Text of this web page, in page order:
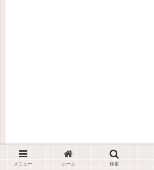
メニュー ホーム 検索